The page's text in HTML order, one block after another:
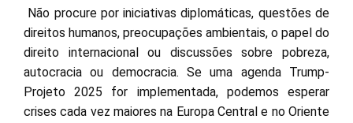
Não procure por iniciativas diplomáticas, questões de
direitos humanos, preocupações ambientais, o papel do
direito internacional ou discussões sobre pobreza,
autocracia ou democracia. Se uma agenda Trump-
Projeto 2025 for implementada, podemos esperar
crises cada vez maiores na Europa Central e no Oriente